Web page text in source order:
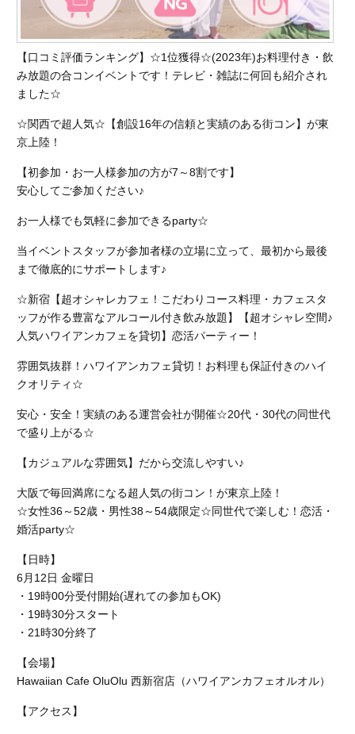
【口コミ評価ランキング】☆1位獲得☆(2023年)お料理付き・飲
み放題の合コンイベントです！テレビ・雑誌に何回も紹介され
ました☆
☆関西で超人気☆【創設16年の信頼と実績のある街コン】が東
京上陸！
【初参加・お一人様参加の方が7～8割です】
安心してご参加ください♪
お一人様でも気軽に参加できるparty☆
当イベントスタッフが参加者様の立場に立って、最初から最後
まで徹底的にサポートします♪
☆新宿【超オシャレカフェ！こだわりコース料理・カフェスタ
ッフが作る豊富なアルコール付き飲み放題】【超オシャレ空間♪
人気ハワイアンカフェを貸切】恋活パーティー！
雰囲気抜群！ハワイアンカフェ貸切！お料理も保証付きのハイ
クオリティ☆
安心・安全！実績のある運営会社が開催☆20代・30代の同世代
で盛り上がる☆
【カジュアルな雰囲気】だから交流しやすい♪
大阪で毎回満席になる超人気の街コン！が東京上陸！
☆女性36～52歳・男性38～54歳限定☆同世代で楽しむ！恋活・
婚活party☆
【日時】
6月12日 金曜日
・19時00分受付開始(遅れての参加もOK)
・19時30分スタート
・21時30分終了
【会場】
Hawaiian Cafe OluOlu 西新宿店 （ハワイアンカフェオルオル）
【アクセス】